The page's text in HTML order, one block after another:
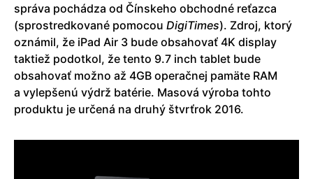
správa pochádza od Čínskeho obchodné reťazca
(sprostredkované pomocou DigiTimes). Zdroj, ktorý
oznámil, že iPad Air 3 bude obsahovať 4K display
taktiež podotkol, že tento 9.7 inch tablet bude
obsahovať možno až 4GB operačnej pamäte RAM
a vylepšenú výdrž batérie. Masová výroba tohto
produktu je určená na druhý štvrťrok 2016.